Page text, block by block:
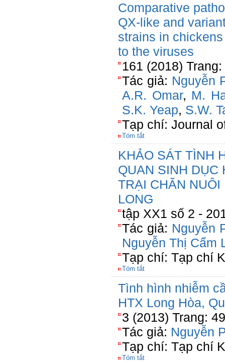
Comparative
QX-like and
strains in
to the viruses
161 (2018)
Tác giả: Nguyễn
A.R. Omar, M.
S.K. Yeap, S.W.
Tạp chí: Journal
Tóm tắt
KHẢO SÁT TÌNH
QUAN SINH DỤC
TRẠI CHĂN
LONG
tập XX1 số 2 -
Tác giả: Nguyễn
Nguyễn Thị Cẩm
Tạp chí: Tạp chí
Tóm tắt
Tình hình nhiễm
HTX Long Hòa,
3 (2013) Trang: 49
Tác giả: Nguyễn
Tạp chí: Tạp chí
Tóm tắt